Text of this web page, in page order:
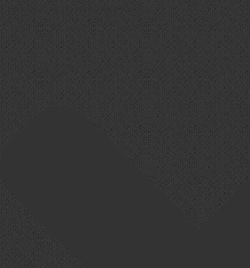
Cookie-Zustimmung verwalten